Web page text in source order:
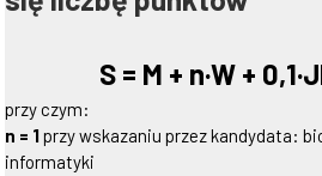
S = M + n·W +
przy czym:
n = 1przy wskazaniu przez kandydata:
informatyki